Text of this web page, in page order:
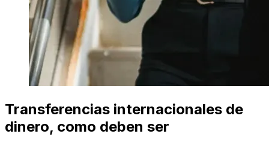
Transferencias internacionales de
dinero, como deben ser